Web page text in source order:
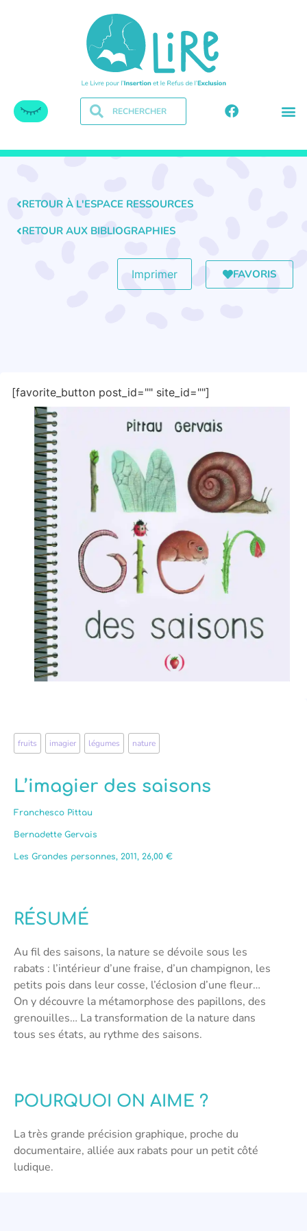
RETOUR À L'ESPACE RESSOURCES
RETOUR AUX BIBLIOGRAPHIES
Imprimer FAVORIS
[favorite_button post_id="" site_id=""]
fruits imagier légumes nature
L’imagier des saisons
Franchesco Pittau
Bernadette Gervais
Les Grandes personnes, 2011, 26,00 €
RÉSUMÉ
Au fil des saisons, la nature se dévoile sous les
rabats : l’intérieur d’une fraise, d’un champignon, les
petits pois dans leur cosse, l’éclosion d’une fleur…
On y découvre la métamorphose des papillons, des
grenouilles… La transformation de la nature dans
tous ses états, au rythme des saisons.
POURQUOI ON AIME ?
La très grande précision graphique, proche du
documentaire, alliée aux rabats pour un petit côté
ludique.